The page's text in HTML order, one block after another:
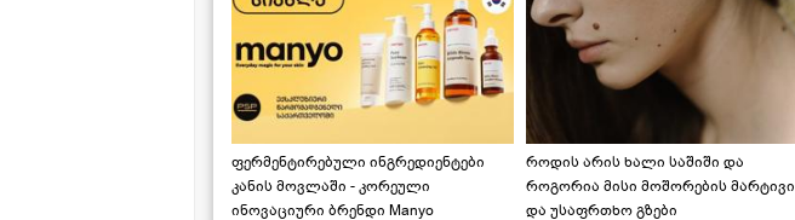
ფერმენტირებული ინგრედიენტები
კანის მოვლაში - კორეული
ინოვაციური ბრენდი Manyo
როდის არის ხალი საშიში და
როგორია მისი მოშორების მარტივი
და უსაფრთხო გზები